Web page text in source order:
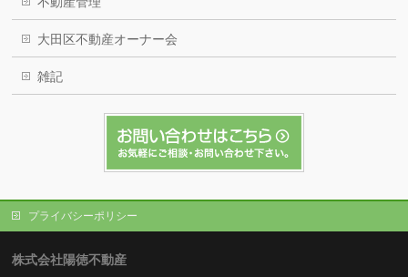
大田区不動産オーナー会
雑記
プライバシーポリシー
株式会社陽徳不動産